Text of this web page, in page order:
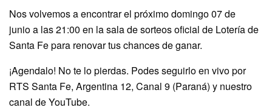
Nos volvemos a encontrar el próximo domingo 07 de
junio a las 21:00 en la sala de sorteos oficial de Lotería de
Santa Fe para renovar tus chances de ganar.
¡Agendalo! No te lo pierdas. Podes seguirlo en vivo por
RTS Santa Fe, Argentina 12, Canal 9 (Paraná) y nuestro
canal de YouTube.